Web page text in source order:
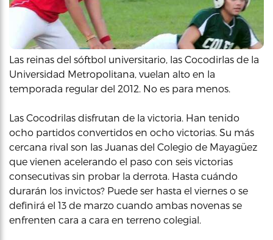
Las reinas del sóftbol universitario, las Cocodirlas de la
Universidad Metropolitana, vuelan alto en la
temporada regular del 2012. No es para menos.
Las Cocodrilas disfrutan de la victoria. Han tenido
ocho partidos convertidos en ocho victorias. Su más
cercana rival son las Juanas del Colegio de Mayagüez
que vienen acelerando el paso con seis victorias
consecutivas sin probar la derrota. Hasta cuándo
durarán los invictos? Puede ser hasta el viernes o se
definirá el 13 de marzo cuando ambas novenas se
enfrenten cara a cara en terreno colegial.